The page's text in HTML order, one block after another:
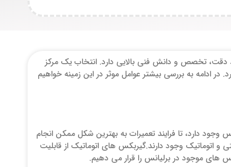
دقت، تخصص و دانش فنی بالایی دارد. انتخاب یک مرکز
به بررسی بیشتر عوامل موثر در این زمینه خواهیم
وجود دارد، تا فرایند تعمیرات به بهترین شکل ممکن انجام
اند. در دو مدل دستی و اتوماتیک وجود دارند.گیربکس های اتوماتیک از قابلیت
های موجود در برلیانس را قرار می دهیم.